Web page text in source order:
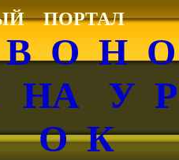
22:48
ПОРТАЛ
В О Н
НА У
О К